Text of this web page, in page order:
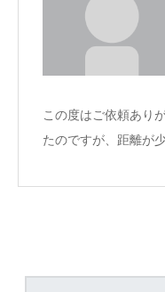
この度はご依頼あり
たのですが、距離が